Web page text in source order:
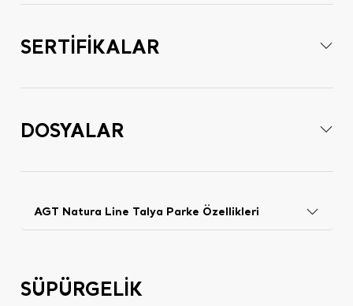
SERTİFİKALAR
DOSYALAR
AGT Natura Line Talya Parke Özellikleri
SÜPÜRGELİK